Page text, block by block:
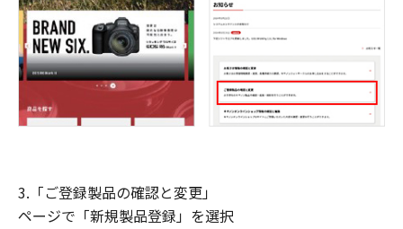
3.「ご登録製品の確認と変更」
ページで「新規製品登録」を選択